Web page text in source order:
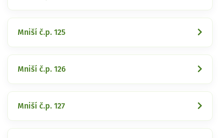
Mniší č.p. 125
Mniší č.p. 126
Mniší č.p. 127